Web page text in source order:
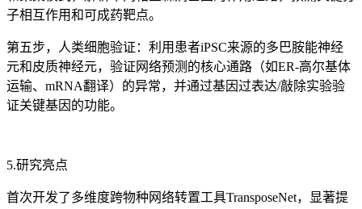
子相互作用和可成药靶点。
第五步，人类细胞验证：利用患者iPSC来源的多巴胺能神经
元和皮质神经元，验证网络预测的核心通路（如ER-高尔基体
运输、mRNA翻译）的异常，并通过基因过表达/敲除实验验
证关键基因的功能。
5.研究亮点
首次开发了多维度跨物种网络转置工具TransposeNet，显著提